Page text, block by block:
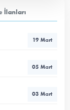
İlanları
19 Mart
05 Mart
03 Mart